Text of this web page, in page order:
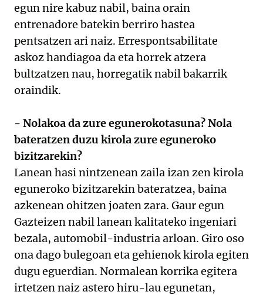
egun nire kabuz nabil, baina orain
entrenadore batekin berriro hastea
pentsatzen ari naiz. Errespontsabilitate
askoz handiagoa da eta horrek atzera
bultzatzen nau, horregatik nabil bakarrik
oraindik.
- Nolakoa da zure egunerokotasuna? Nola
bateratzen duzu kirola zure eguneroko
bizitzarekin?
Lanean hasi nintzenean zaila izan zen kirola
eguneroko bizitzarekin bateratzea, baina
azkenean ohitzen joaten zara. Gaur egun
Gazteizen nabil lanean kalitateko ingeniari
bezala, automobil-industria arloan. Giro oso
ona dago bulegoan eta gehienok kirola egiten
dugu eguerdian. Normalean korrika egitera
irtetzen naiz astero hiru-lau egunetan,